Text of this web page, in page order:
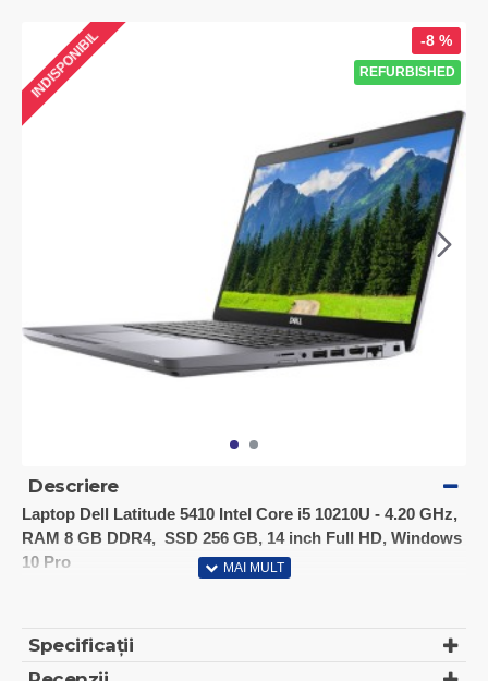
REFURBISHED
-8 %
INDISPONIBIL
Descriere
Laptop Dell Latitude 5410 Intel Core i5 10210U - 4.20 GHz,
RAM 8 GB DDR4, SSD 256 GB, 14 inch Full HD, Windows
10 Pro
Boost
Numar nuclee/ thread-uri: 4/8
Specificații